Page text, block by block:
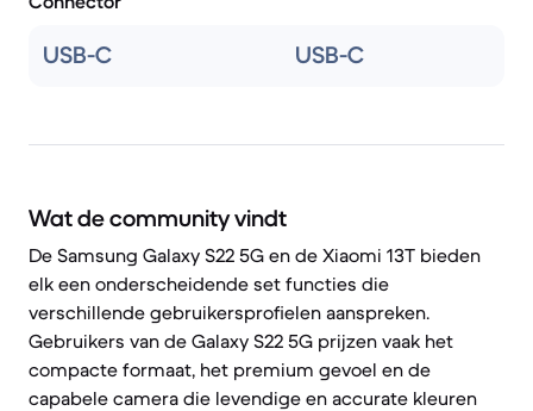
USB-C USB-C
Wat de community vindt
De Samsung Galaxy S22 5G en de Xiaomi 13T bieden
elk een onderscheidende set functies die
verschillende gebruikersprofielen aanspreken.
Gebruikers van de Galaxy S22 5G prijzen vaak het
compacte formaat, het premium gevoel en de
capabele camera die levendige en accurate kleuren